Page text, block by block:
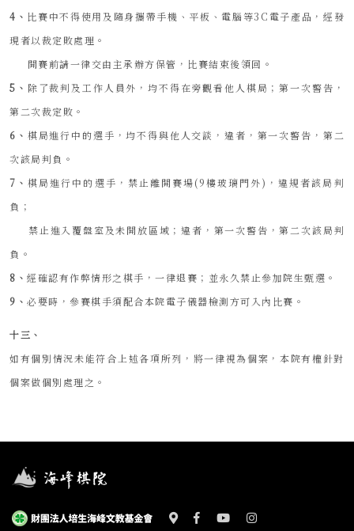
4、 比賽中不得使用及隨身攜帶手機、平板、電腦等3C電子產品，經發
現者以裁定敗處理。
開賽前請一律交由主承辦方保管，比賽結束後領回。
5、 除了裁判及工作人員外，均不得在旁觀看他人棋局；第一次警告，
第二次裁定敗。
6、 棋局進行中的選手，均不得與他人交談，違者，第一次警告，第二
次該局判負。
7、棋局進行中的選手，禁止離開賽場(9樓玻璃門外)，違規者該局判
負；
禁止進入覆盤室及未開放區域；違者，第一次警告，第二次該局判
負。
8、 經確認有作弊情形之棋手，一律退賽；並永久禁止參加院生甄選。
9、 必要時，參賽棋手須配合本院電子儀器檢測方可入內比賽。
十三、
如有個別情況未能符合上述各項所列，將一律視為個案，本院有權針對
個案做個別處理之。